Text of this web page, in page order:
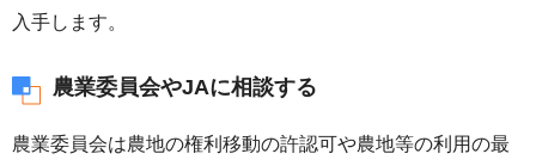
入手します。
農業委員会やJAに相談する
農業委員会は農地の権利移動の許認可や農地等の利用の最